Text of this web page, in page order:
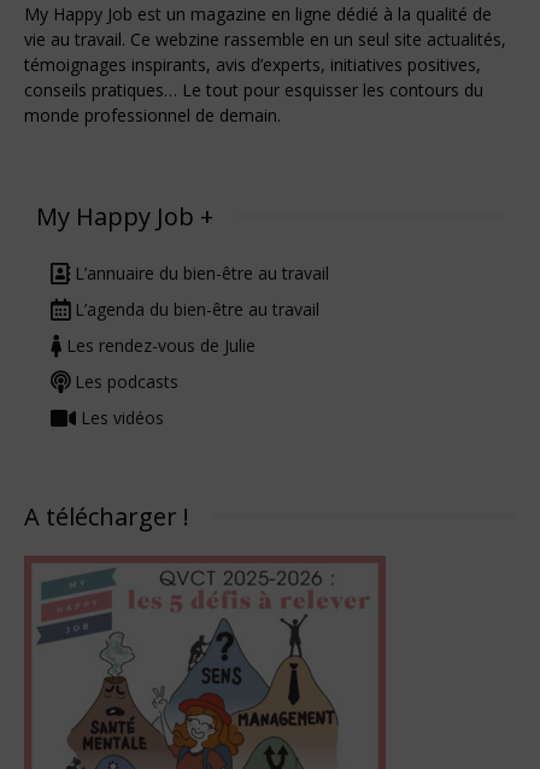
My Happy Job est un magazine en ligne dédié à la qualité de
vie au travail. Ce webzine rassemble en un seul site actualités,
témoignages inspirants, avis d’experts, initiatives positives,
conseils pratiques… Le tout pour esquisser les contours du
monde professionnel de demain.
My Happy Job +
L’annuaire du bien-être au travail
L’agenda du bien-être au travail
Les rendez-vous de Julie
Les podcasts
Les vidéos
A télécharger !